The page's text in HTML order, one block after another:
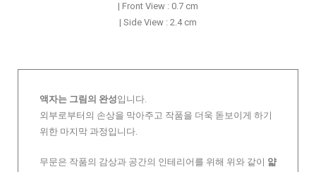
| Front View : 0.7 cm
| Side View : 2.4 cm
액자는 그림의 완성입니다.
외부로부터의 손상을 막아주고 작품을 더욱 돋보이게 하기
위한 마지막 과정입니다.
무문은 작품의 감상과 공간의 인테리어를 위해 위와 같이 얇